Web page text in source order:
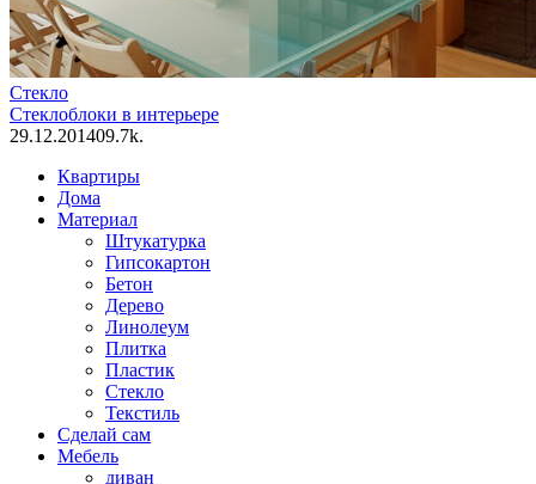
Стекло
Стеклоблоки в интерьере
29.12.201409.7k.
Квартиры
Дома
Материал
Штукатурка
Гипсокартон
Бетон
Дерево
Линолеум
Плитка
Пластик
Стекло
Текстиль
Сделай сам
Мебель
диван